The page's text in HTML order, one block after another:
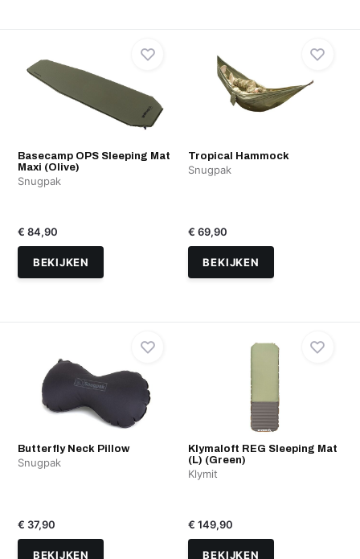
Basecamp OPS Sleeping Mat
Maxi (Olive)
Snugpak
€ 84,90
BEKIJKEN
Tropical Hammock
Snugpak
€ 69,90
BEKIJKEN
Butterfly Neck Pillow
Snugpak
€ 37,90
BEKIJKEN
Klymaloft REG Sleeping Mat
(L) (Green)
Klymit
€ 149,90
BEKIJKEN